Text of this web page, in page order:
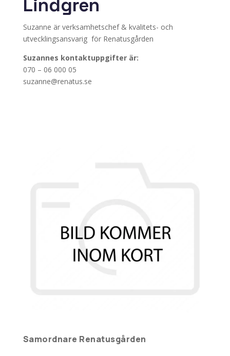
Lindgren
Suzanne är verksamhetschef & kvalitets- och
utvecklingsansvarig för Renatusgården
Suzannes kontaktuppgifter är:
070 – 06 000 05
suzanne@renatus.se
Samordnare Renatusgården